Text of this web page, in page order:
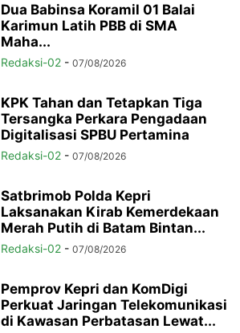
Dua Babinsa Koramil 01 Balai
Karimun Latih PBB di SMA
Maha...
Redaksi-02 - 07/08/2026
KPK Tahan dan Tetapkan Tiga
Tersangka Perkara Pengadaan
Digitalisasi SPBU Pertamina
Redaksi-02 - 07/08/2026
Satbrimob Polda Kepri
Laksanakan Kirab Kemerdekaan
Merah Putih di Batam Bintan...
Redaksi-02 - 07/08/2026
Pemprov Kepri dan KomDigi
Perkuat Jaringan Telekomunikasi
di Kawasan Perbatasan Lewat...